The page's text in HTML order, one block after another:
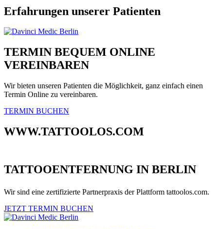
Erfahrungen unserer Patienten
TERMIN BEQUEM ONLINE
VEREINBAREN
Wir bieten unseren Patienten die Möglichkeit, ganz einfach einen
Termin Online zu vereinbaren.
TERMIN BUCHEN
WWW.TATTOOLOS.COM
TATTOOENTFERNUNG IN BERLIN
Wir sind eine zertifizierte Partnerpraxis der Plattform tattoolos.com.
JETZT TERMIN BUCHEN